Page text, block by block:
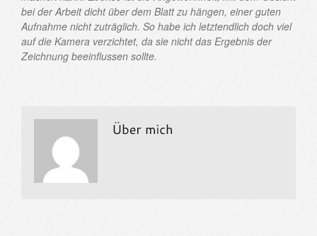
bei der Arbeit dicht über dem Blatt zu hängen, einer guten
Aufnahme nicht zuträglich. So habe ich letztendlich doch viel
auf die Kamera verzichtet, da sie nicht das Ergebnis der
Zeichnung beeinflussen sollte.